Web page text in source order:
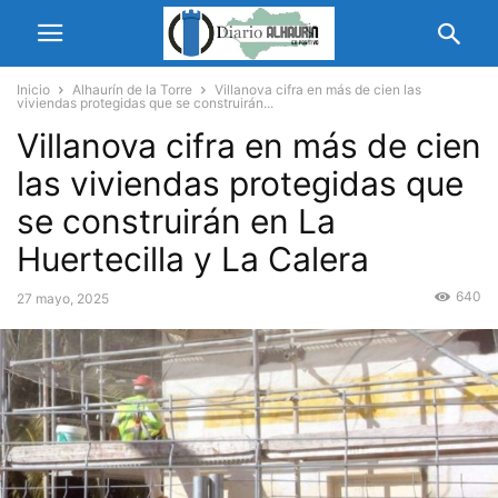
Inicio Alhaurín de la Torre
Villanova cifra en más de cien las
viviendas protegidas que se construirán...
Villanova cifra en más de cien
las viviendas protegidas que
se construirán en La
Huertecilla y La Calera
27 mayo, 2025 640